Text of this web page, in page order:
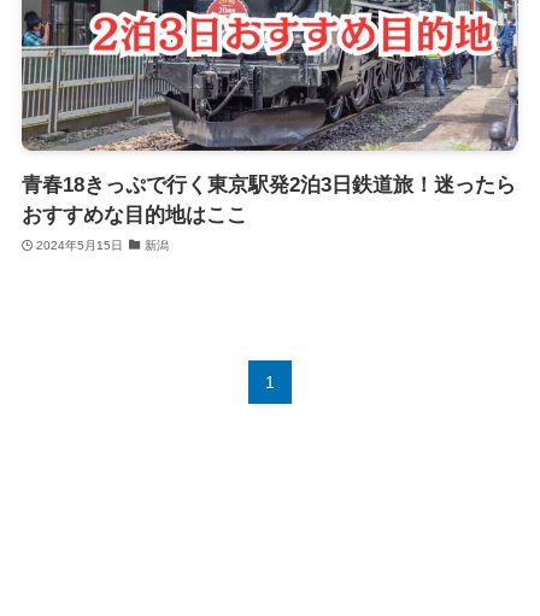
青春18きっぷで行く東京駅発2泊3日鉄道旅！迷ったら
おすすめな目的地はここ
2024年5月15日 新潟
1